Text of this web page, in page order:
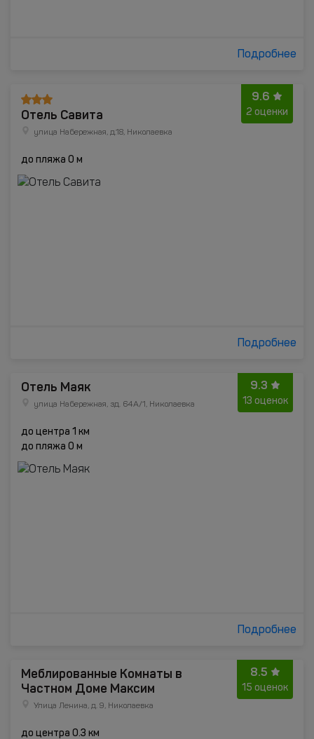
Подробнее
9.6
2 оценки
Отель Савита
улица Набережная, д.18, Николаевка
до пляжа 0 м
Подробнее
9.3
13 оценок
Отель Маяк
улица Набережная, зд. 64А/1, Николаевка
до центра 1 км
до пляжа 0 м
Подробнее
8.5
15 оценок
Меблированные Комнаты в
Частном Доме Максим
Улица Ленина, д. 9, Николаевка
до центра 0.3 км